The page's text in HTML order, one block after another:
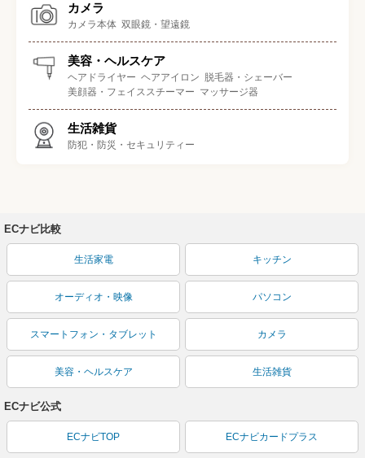
カメラ
カメラ本体 双眼鏡・望遠鏡
美容・ヘルスケア
ヘアドライヤー ヘアアイロン
脱毛器・シェーバー
美顔器・フェイススチーマー マッサージ器
生活雑貨
防犯・防災・セキュリティー
ECナビ比較
生活家電 キッチン
オーディオ・映像 パソコン
スマートフォン・タブレット カメラ
美容・ヘルスケア 生活雑貨
ECナビ公式
ECナビTOP ECナビカードプラス